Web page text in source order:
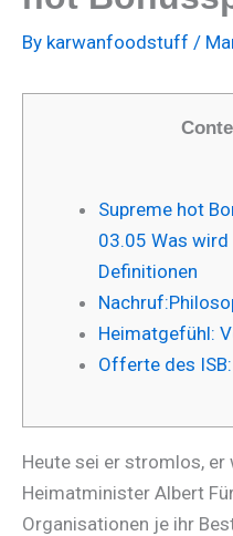
By karwanfoodstuff /
Supreme hot
03.05 Was
Definitionen
Heimatgefühl:
Offerte des ISB:
Heute sei er stromlos,
Heimatminister Albert
Organisationen je ihr